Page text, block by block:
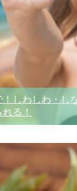
！しわしわ・し
る！